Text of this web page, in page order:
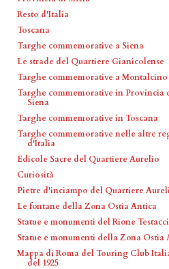
Resto d'Italia
Toscana
Targhe commemorative a Siena
Le strade del Quartiere Gianicolense
Targhe commemorative a Montalcino
Targhe commemorative in Provincia
Siena
Targhe commemorative in Toscana
Targhe commemorative nelle altre
d'Italia
Edicole Sacre del Quartiere Aurelio
Curiosità
Pietre d'inciampo del Quartiere
Le fontane della Zona Ostia Antica
Statue e monumenti del Rione
Statue e monumenti della Zona Ostia
Mappa di Roma del Touring Club
del 1925